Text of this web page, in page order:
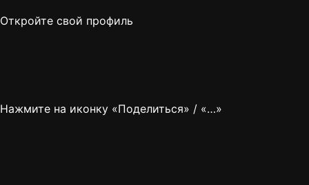
Откройте свой профиль
Нажмите на иконку «Поделиться» / «…»